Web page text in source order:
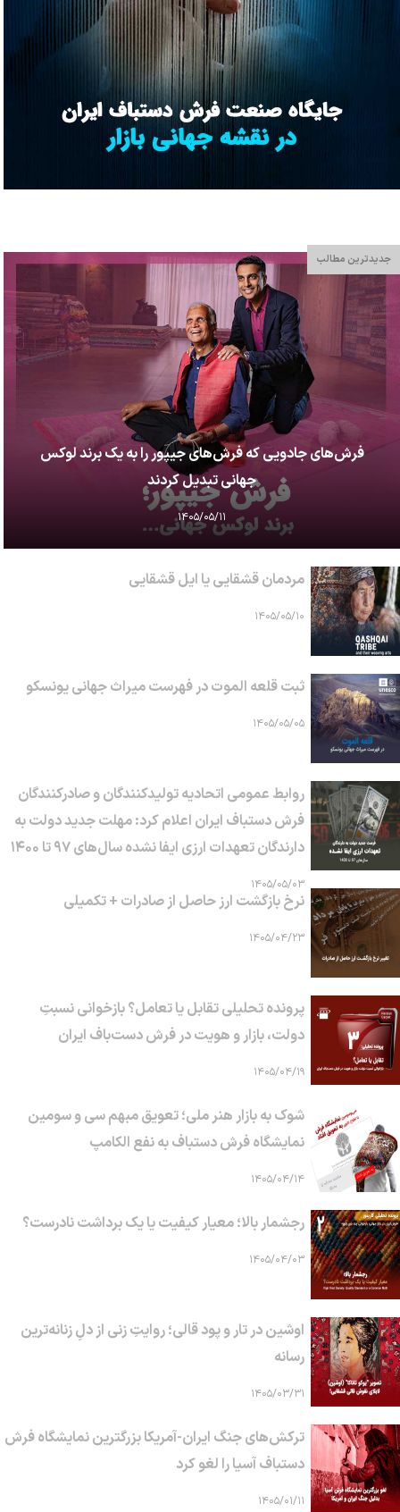
جدیدترین مطالب
فرش‌های جادویی که فرش‌های جیپور را به یک برند لوکس
جهانی تبدیل کردند
۱۴۰۵/۰۵/۱۱
مردمان قشقایی یا ایل قشقایی
۱۴۰۵/۰۵/۱۰
ثبت قلعه الموت در فهرست میراث جهانی یونسکو
۱۴۰۵/۰۵/۰۵
روابط عمومی اتحادیه تولیدکنندگان و صادرکنندگان
فرش دستباف ایران اعلام کرد: مهلت جدید دولت به
دارندگان تعهدات ارزی ایفا نشده سال‌های ۹۷ تا ۱۴۰۰
۱۴۰۵/۰۵/۰۳
نرخ بازگشت ارز حاصل از صادرات + تکمیلی
۱۴۰۵/۰۴/۲۳
پرونده تحلیلی تقابل یا تعامل؟ بازخوانی نسبتِ
دولت، بازار و هویت در فرش دست‌باف ایران
۱۴۰۵/۰۴/۱۹
شوک به بازار هنر ملی؛ تعویق مبهم سی و سومین
نمایشگاه فرش دستباف به نفع الکامپ
۱۴۰۵/۰۴/۱۴
رجشمار بالا؛ معیار کیفیت یا یک برداشت نادرست؟
۱۴۰۵/۰۴/۰۳
اوشین در تار و پود قالی؛ روایتِ زنی از دلِ زنانه‌ترین
رسانه
۱۴۰۵/۰۳/۳۱
ترکش‌های جنگ ایران-آمریکا بزرگترین نمایشگاه فرش
دستباف آسیا را لغو کرد
۱۴۰۵/۰۱/۱۱